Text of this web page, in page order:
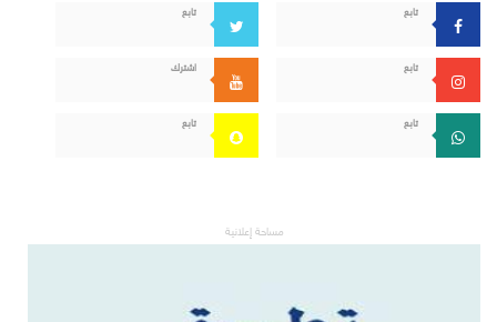
تابع تابع
تابع اشترك
تابع تابع
مساحة إعلانية